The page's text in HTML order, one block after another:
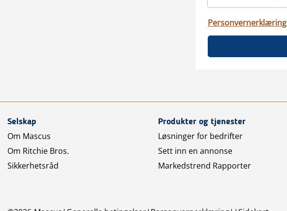
Personvernerklæring
Selskap
Om Mascus
Om Ritchie Bros.
Sikkerhetsråd
Produkter og tjenester
Løsninger for bedrifter
Sett inn en annonse
Markedstrend Rapporter